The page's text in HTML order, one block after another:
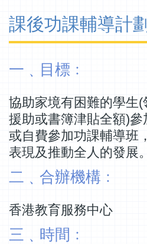
連
課後功課輔導計劃
一﹑目標﹕
協助家境有困難的學生
援助或書簿津貼全額)參
或自費參加功課輔導班
表現及推動全人的發展。
二﹑合辦機構﹕
香港教育服務中心
三﹑時間﹕